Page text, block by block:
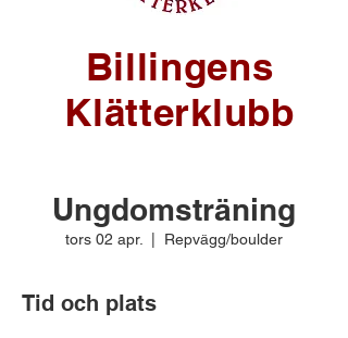
Billingens
Klätterklubb
Ungdomsträning
tors 02 apr. Repvägg/boulder
Tid och plats